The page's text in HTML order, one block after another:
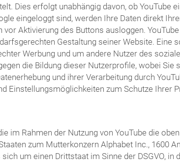
Dies erfolgt unabhängig davon, ob YouTube
eingeloggt sind, werden Ihre Daten direkt
Aktivierung des Buttons ausloggen.
Gestaltung seiner Website.
Werbung und um andere Nutzer des
die Bildung dieser Nutzerprofile, wobei Sie
und ihrer Verarbeitung durch
Einstellungsmöglichkeiten zum Schutze Ihrer
im Rahmen der Nutzung von YouTube die
zum Mutterkonzern Alphabet Inc., 1600
um einen Drittstaat im Sinne der DSGVO,